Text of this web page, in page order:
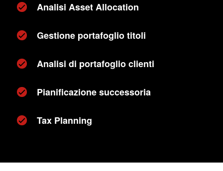
Analisi Asset Allocation
Gestione portafoglio titoli
Analisi di portafoglio clienti
Pianificazione successoria
Tax Planning